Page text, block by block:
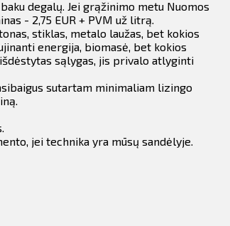
degalų. Jei grąžinimo metu Nuomos
- 2,75 EUR + PVM už litrą.
stiklas, metalo laužas, bet kokios
energija, biomasė, bet kokios
sąlygas, jis privalo atlyginti
sutartam minimaliam lizingo
jei technika yra mūsų sandėlyje.